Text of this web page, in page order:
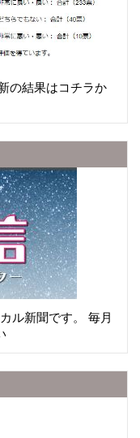
の結果はコチラか
ル新聞です。 毎月